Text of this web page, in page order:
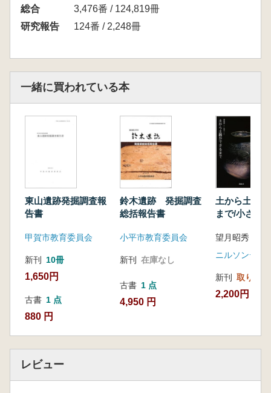
論文 吉野 武 多賀城の炎上・復興と征東軍
研究ノート 三上喜孝 出土文字資料からみた払
論文 田中史生 『平家物語』と薩摩塔
論文 柳原敏昭 南九州の平泉伝説
総合
3,476番 / 124,819冊
研究報告
124番 / 2,248冊
一緒に買われている本
東山遺跡発掘調査報
告書
甲賀市教育委員会
新刊 10冊
1,650円
古書 1 点
880 円
鈴木遺跡 発掘調査
総括報告書
小平市教育委員会
新刊 在庫なし
古書 1 点
4,950 円
土から土器
まで/小さな
望月昭秀 著
新刊 取り寄せ
2,200円
レビュー